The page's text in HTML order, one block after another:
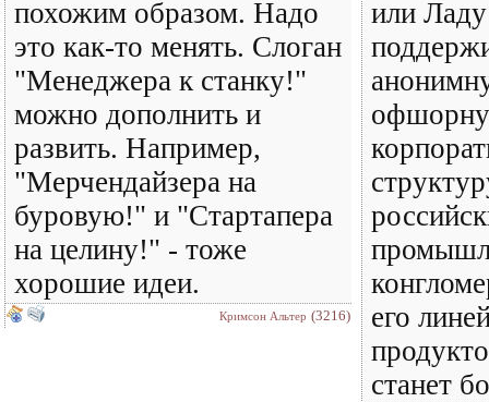
похожим образом. Надо
это как-то менять. Слоган
"Менеджера к станку!"
можно дополнить и
развить. Например,
"Мерчендайзера на
буровую!" и "Стартапера
на целину!" - тоже
хорошие идеи.
Кримсон Альтер (3216)
или
его
станет